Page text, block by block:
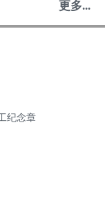
更多...
纪念章